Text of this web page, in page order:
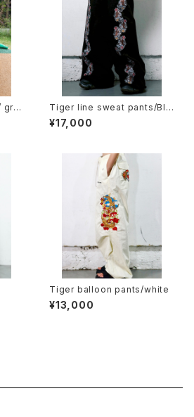
gre
Tiger line sweat pants/Bla
ck
¥17,000
Tiger balloon pants/white
¥13,000